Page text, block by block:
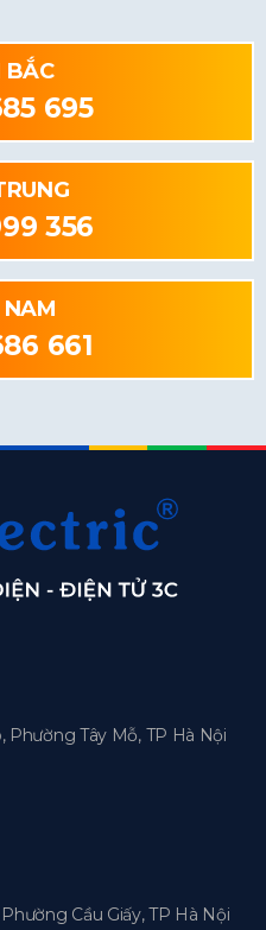
BẮC
695
356
NAM
661
Phường Tây Mỗ, TP Hà Nội
Cầu Giấy, TP Hà Nội